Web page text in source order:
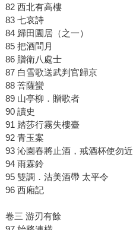
82 西北有高樓
83 七哀詩
84 歸田園居（之一）
85 把酒問月
86 贈衛八處士
87 白雪歌送武判官歸京
88 菩薩蠻
89 山亭柳．贈歌者
90 讀史
91 踏莎行霧失樓臺
92 青玉案
93 沁園春將止酒，戒酒杯使勿近
94 雨霖鈴
95 雙調．沽美酒帶 太平令
96 西廂記
卷三 游刃有餘